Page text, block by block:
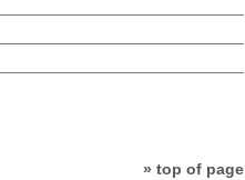
» top of page